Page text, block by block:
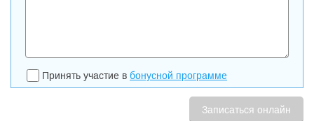
Принять участие в бонусной программе